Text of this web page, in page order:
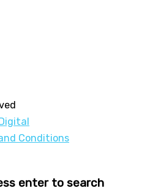
Conditions
enter to search